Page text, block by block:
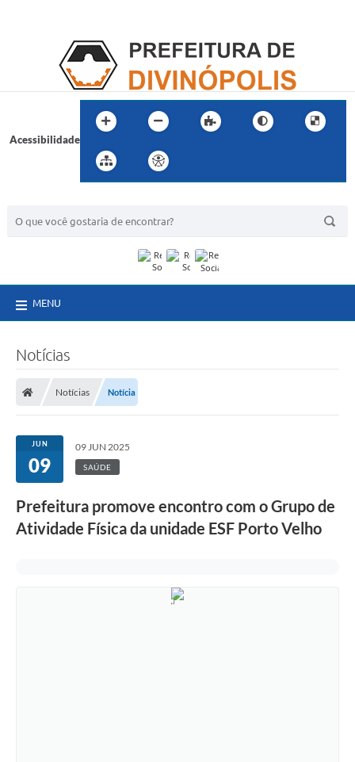
Acessibilidade
MENU
Notícias
Notícias Notícia
JUN
09
09 JUN 2025
SAÚDE
Prefeitura promove encontro com o Grupo de
Atividade Física da unidade ESF Porto Velho